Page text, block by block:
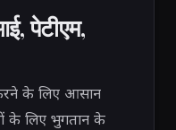
पेटीएम,
के लिए आसान
के लिए भुगतान के